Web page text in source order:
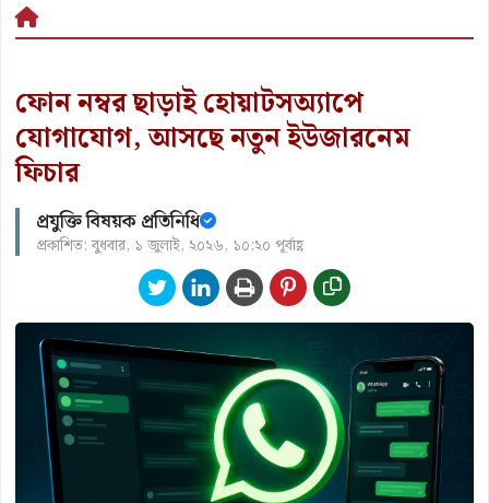
ফোন নম্বর ছাড়াই হোয়াটসঅ্যাপে
যোগাযোগ, আসছে নতুন ইউজারনেম
ফিচার
প্রযুক্তি বিষয়ক প্রতিনিধি
প্রকাশিত: বুধবার, ১ জুলাই, ২০২৬, ১০:২০ পূর্বাহ্ণ